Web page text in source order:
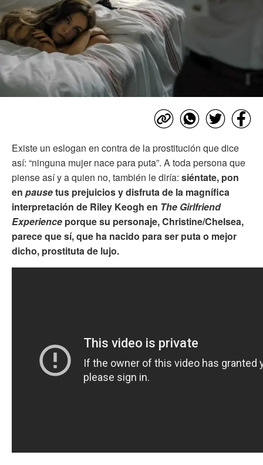
Existe un eslogan en contra de la prostitución que dice
así: “ninguna mujer nace para puta”. A toda persona que
piense así y a quien no, también le diría: siéntate, pon
en pausetus prejuicios y disfruta de la magnífica
interpretación de Riley Keogh en The Girlfriend
Experience porque su personaje, Christine/Chelsea,
parece que sí, que ha nacido para ser puta o mejor
dicho, prostituta de lujo.